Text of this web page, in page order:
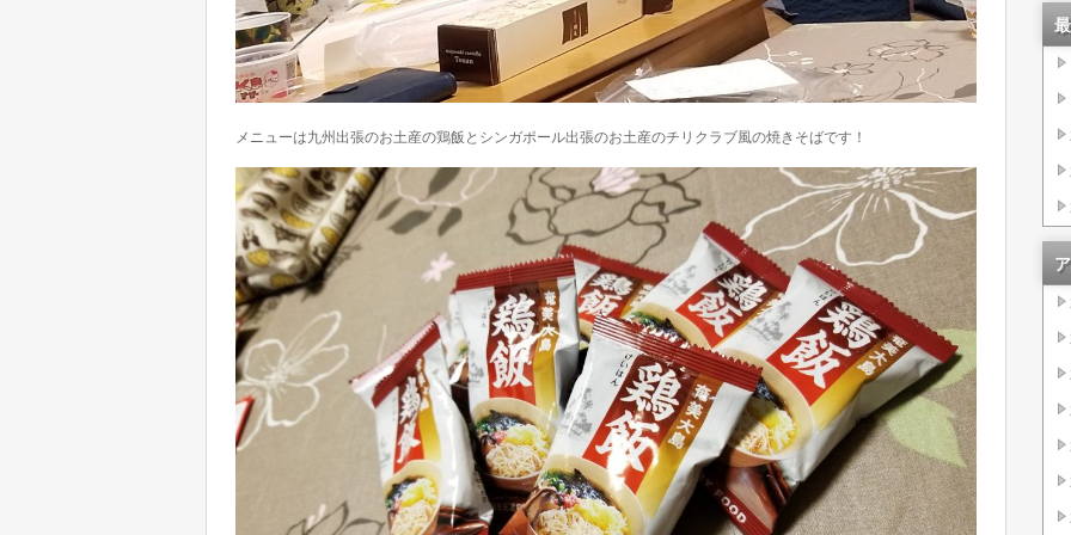
メニューは九州出張のお土産の鶏飯とシンガポール出張のお土産のチリクラブ風の焼きそばです！